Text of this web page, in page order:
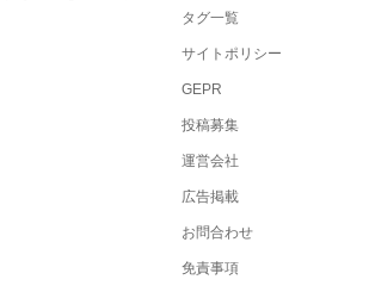
タグ一覧
サイトポリシー
GEPR
投稿募集
運営会社
広告掲載
お問合わせ
免責事項